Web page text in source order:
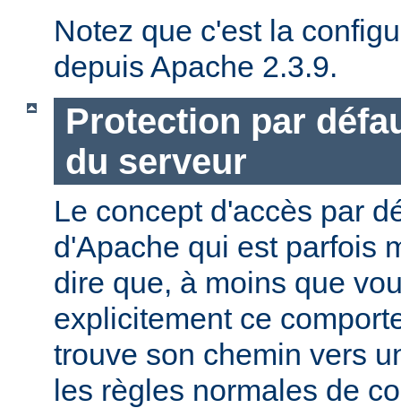
Notez que c'est la
depuis Apache 2.3.9.
Protection par
du serveur
Le concept d'accès par
d'Apache qui est parfois
dire que, à moins que
explicitement ce
trouve son chemin vers
les règles normales de